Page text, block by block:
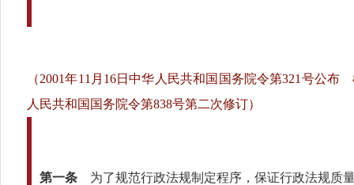
（2001年11月16日中华人民共和国国务院令第321号公
人民共和国国务院令第838号第二次修订）
第一条 为了规范行政法规制定程序，保证行政法规质